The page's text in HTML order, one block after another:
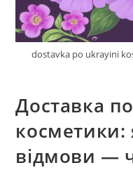
dostavka po ukrayini
Доставка
відмови —